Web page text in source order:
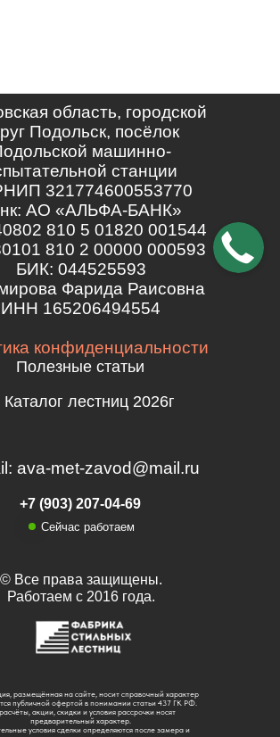
© Все права защищены.
Работаем с 2016 года.
размещённая на сайте, носит справочный характер
публичной офертой в понимании статьи 437 ГК РФ.
акции, скидки и условия рассрочки носят
предварительный характер.
условия сделки определяются после замера и
Сейчас работаем
область, городской
Подольск, посёлок
машинно-
станции
321774600553770
АО «АЛЬФА-БАНК»
810 5 01820 001544
810 2 00000 000593
БИК: 044525593
Фарида Раисовна
ИНН 165206494554
конфиденциальности
Полезные статьи
Каталог лестниц 2026г
ava-met-zavod@mail.ru
+7 (903) 207-04-69